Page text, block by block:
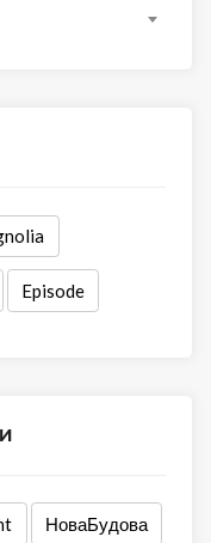
Episode
НоваБудова